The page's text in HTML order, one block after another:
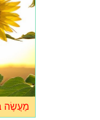
מַעֲשֶׂה